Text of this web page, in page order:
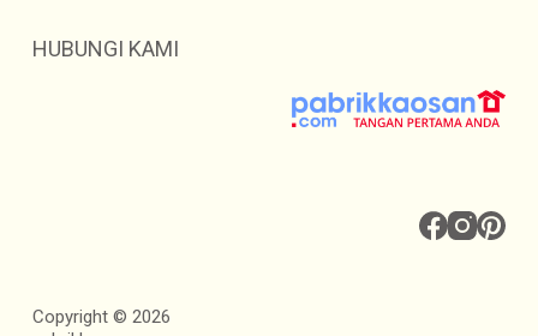
HUBUNGI KAMI
Copyright © 2026